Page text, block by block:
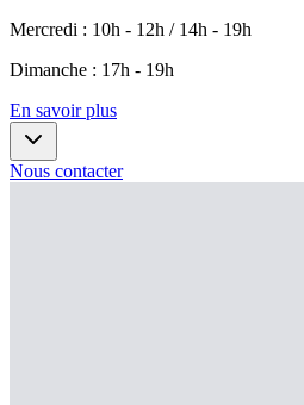
Mercredi : 10h - 12h / 14h - 19h
Dimanche : 17h - 19h
En savoir plus
Nous contacter